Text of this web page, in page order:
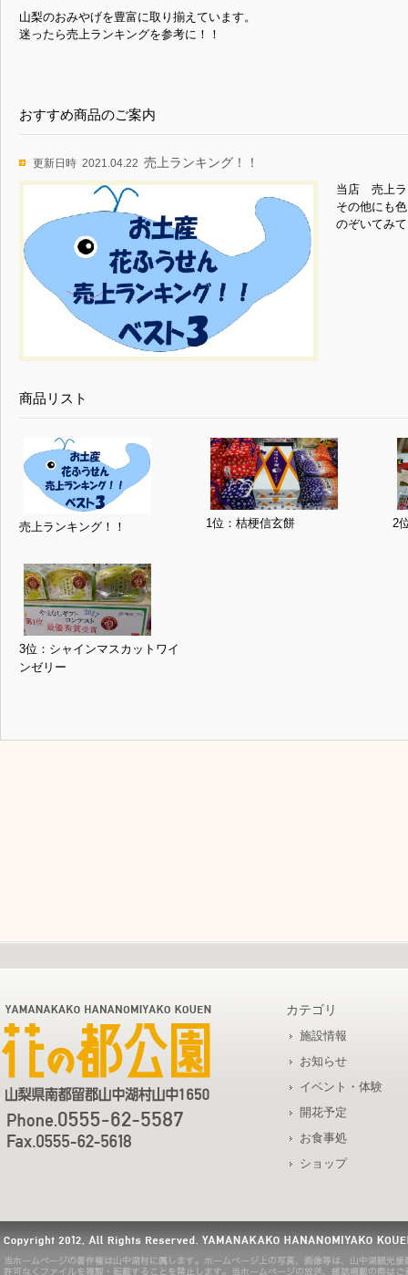
山梨のおみやげを豊富に取り揃えています。
迷ったら売上ランキングを参考に！！
おすすめ商品のご案内
更新日時 2021.04.22 売上ランキング！！
当店 売上ラ
その他にも
のぞいてみ
商品リスト
売上ランキング！！ 1位：桔梗信玄餅 2
3位：シャインマスカットワイ
ンゼリー
カテゴリ
施設情報
お知らせ
イベント・体験
開花予定
お食事処
ショップ